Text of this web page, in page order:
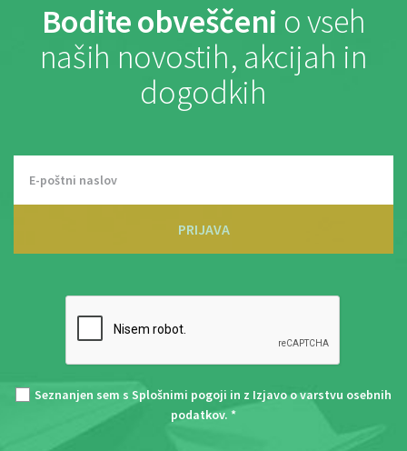
Bodite obveščeni o vseh
naših novostih, akcijah in
dogodkih
PRIJAVA
Seznanjen sem s Splošnimi pogoji in z Izjavo o varstvu osebnih
podatkov. *